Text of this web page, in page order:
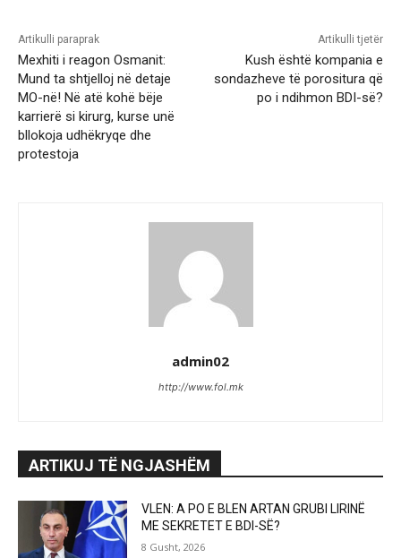
Artikulli paraprak
Mexhiti i reagon Osmanit:
Mund ta shtjelloj në detaje
MO-në! Në atë kohë bëje
karrierë si kirurg, kurse unë
bllokoja udhëkryqe dhe
protestoja
Artikulli tjetër
Kush është kompania e
sondazheve të porositura që
po i ndihmon BDI-së?
admin02
http://www.fol.mk
ARTIKUJ TË NGJASHËM
VLEN: A PO E BLEN ARTAN GRUBI LIRINË
ME SEKRETET E BDI-SË?
8 Gusht, 2026